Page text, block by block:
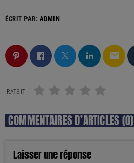
ÉCRIT PAR: ADMIN
email
RATE IT
COMMENTAIRES D’ARTICLES (0)
Laisser une réponse